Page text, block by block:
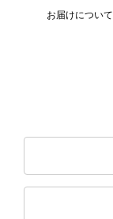
お届けについて